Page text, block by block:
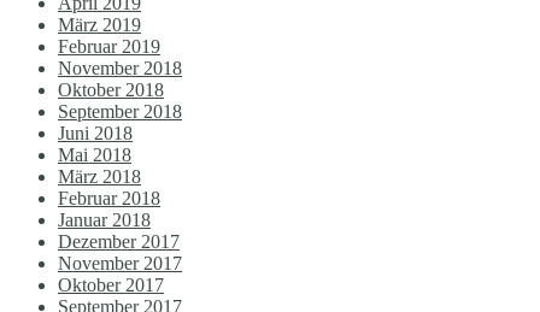
März 2019
Februar 2019
November 2018
Oktober 2018
September 2018
Juni 2018
Mai 2018
März 2018
Februar 2018
Januar 2018
Dezember 2017
November 2017
Oktober 2017
September 2017